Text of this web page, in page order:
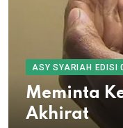
ASY SYARIAH EDISI
Meminta
Akhirat